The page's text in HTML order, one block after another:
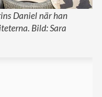
Daniel när han
Bild: Sara